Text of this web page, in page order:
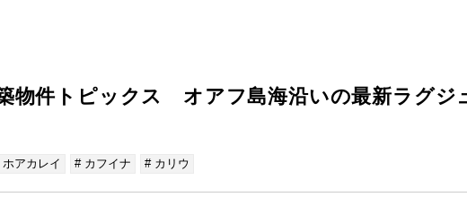
物件トピックス オアフ島海沿いの最新ラグジ
アカレイ # カフイナ # カリウ